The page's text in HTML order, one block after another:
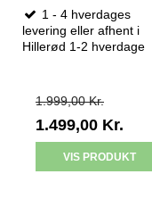
1 - 4 hverdages
levering eller afhent i
Hillerød 1-2 hverdage
1.999,00 Kr.
1.499,00 Kr.
VIS PRODUKT